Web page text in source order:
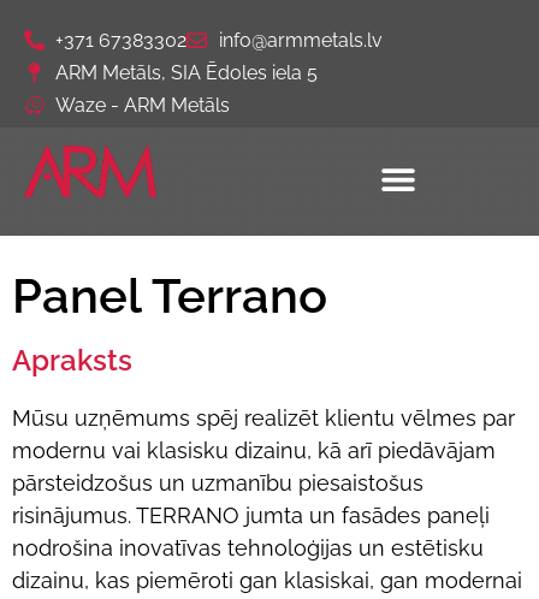
+371 67383302
info@armmetals.lv
ARM Metāls, SIA Ēdoles iela 5
Waze - ARM Metāls
Panel Terrano
Apraksts
Mūsu uzņēmums spēj realizēt klientu vēlmes par
modernu vai klasisku dizainu, kā arī piedāvājam
pārsteidzošus un uzmanību piesaistošus
risinājumus. TERRANO jumta un fasādes paneļi
nodrošina inovatīvas tehnoloģijas un estētisku
dizainu, kas piemēroti gan klasiskai, gan modernai